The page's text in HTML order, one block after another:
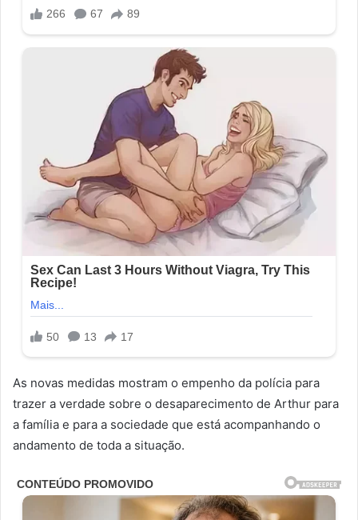
As novas medidas mostram o empenho da polícia para
trazer a verdade sobre o desaparecimento de Arthur para
a família e para a sociedade que está acompanhando o
andamento de toda a situação.